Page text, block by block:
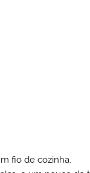
fio de cozinha.